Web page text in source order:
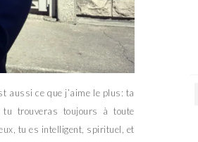
aussi ce que j’aime le plus: ta
tu trouveras toujours à toute
tu es intelligent, spirituel, et